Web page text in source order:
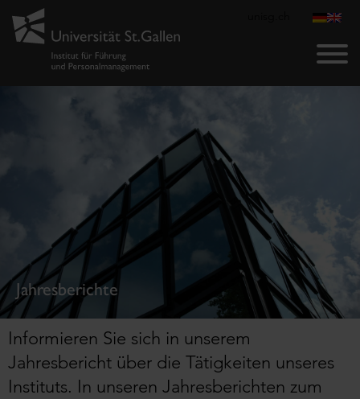
Jahresberichte
Informieren Sie sich in unserem
Jahresbericht über die Tätigkeiten unseres
Instituts. In unseren Jahresberichten zum